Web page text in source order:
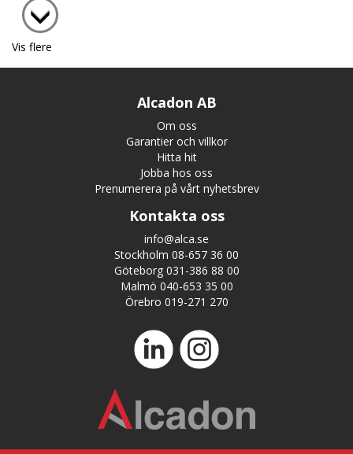
Vis flere
Alcadon AB
Om oss
Garantier och villkor
Hitta hit
Jobba hos oss
Prenumerera på vårt nyhetsbrev
Kontakta oss
info@alca.se
Stockholm 08-657 36 00
Göteborg 031-386 88 00
Malmö 040-653 35 00
Örebro 019-271 270